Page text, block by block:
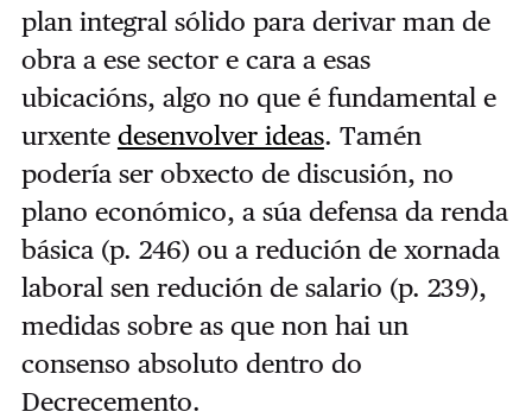
plan integral sólido para derivar man de
obra a ese sector e cara a esas
ubicacións, algo no que é fundamental e
urxente desenvolver ideas. Tamén
podería ser obxecto de discusión, no
plano económico, a súa defensa da renda
básica (p. 246) ou a redución de xornada
laboral sen redución de salario (p. 239),
medidas sobre as que non hai un
consenso absoluto dentro do
Decrecemento.